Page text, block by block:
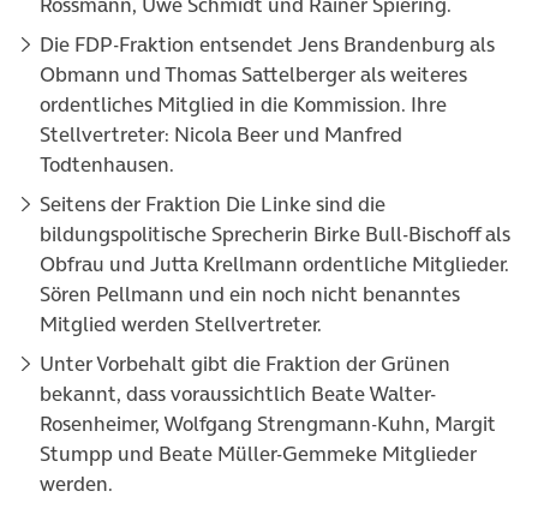
Die FDP-Fraktion entsendet Jens Brandenburg als
Obmann und Thomas Sattelberger als weiteres
ordentliches Mitglied in die Kommission. Ihre
Stellvertreter: Nicola Beer und Manfred
Todtenhausen.
Seitens der Fraktion Die Linke sind die
bildungspolitische Sprecherin Birke Bull-Bischoff als
Obfrau und Jutta Krellmann ordentliche Mitglieder.
Sören Pellmann und ein noch nicht benanntes
Mitglied werden Stellvertreter.
Unter Vorbehalt gibt die Fraktion der Grünen
bekannt, dass voraussichtlich Beate Walter-
Rosenheimer, Wolfgang Strengmann-Kuhn, Margit
Stumpp und Beate Müller-Gemmeke Mitglieder
werden.